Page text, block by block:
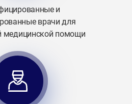
и
врачи для
медицинской помощи